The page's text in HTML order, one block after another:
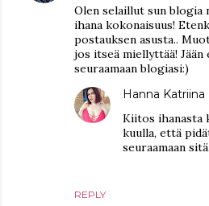
Olen selaillut sun blogia
ihana kokonaisuus!
postauksen asusta..
jos itseä miellyttää!
seuraamaan blogiasi:)
REPLY
Hanna Katriina
Kiitos ihanasta
kuulla, että
seuraamaan